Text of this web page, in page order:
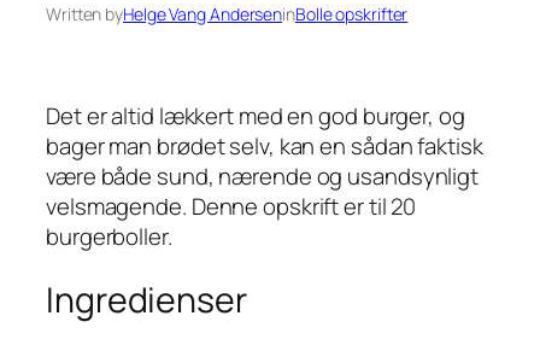
Written byHelge Vang AnderseninBolle opskrifter
Det er altid lækkert med en god burger, og
bager man brødet selv, kan en sådan faktisk
være både sund, nærende og usandsynligt
velsmagende. Denne opskrift er til 20
burgerboller.
Ingredienser